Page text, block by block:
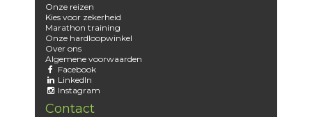
Onze reizen
Kies voor zekerheid
Marathon training
Onze hardloopwinkel
Over ons
Algemene voorwaarden
Facebook
LinkedIn
Instagram
Contact